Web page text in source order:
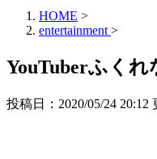
HOME >
entertainment >
YouTuberふく
投稿日：2020/05/24 20:12